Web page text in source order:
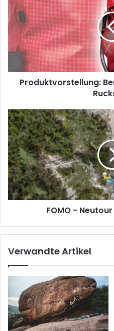
MTN
GUIDE
45+
Rucksack
Produktvorstellung:
FOMO
-
Neutour
von
Simon
Gietl
FOMO -
Verwandte Artikel